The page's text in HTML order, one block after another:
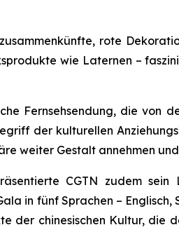
rote
wie Laternen –
Fernsehsendung, die
der kulturellen
weiter Gestalt annehmen
CGTN zudem
in fünf Sprachen –
der chinesischen Kultur, die